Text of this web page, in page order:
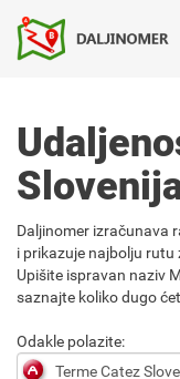
Daljinomer izračunava
i prikazuje najbolju
Upišite ispravan naziv
saznajte koliko dugo
Odakle polazite: